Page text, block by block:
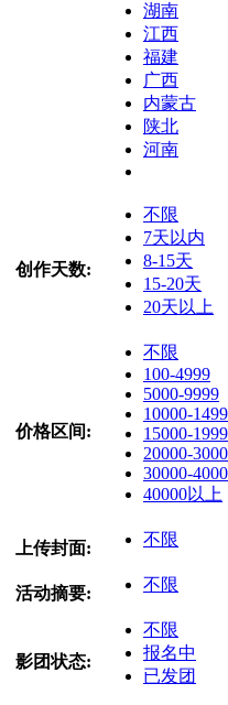
湖南
江西
福建
广西
内蒙古
陕北
河南
创作天数:
不限
7天以内
8-15天
15-20天
20天以上
价格区间:
不限
100-4999
5000-9999
10000-
15000-
20000-
30000-
40000以上
上传封面: 不限
活动摘要: 不限
影团状态:
不限
报名中
已发团